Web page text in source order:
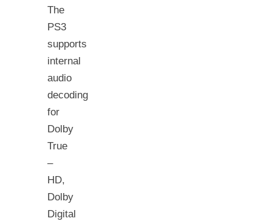
The
PS3
supports
internal
audio
decoding
for
Dolby
True
–
HD,
Dolby
Digital